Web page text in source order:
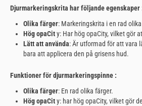
Djurmarkeringskrita har följande egenskaper
Olika färger: Markeringskrita i en rad
Hög opaCity: Har hög opaCity, vilket gör
Lätt att använda: Är utformad för att vara
bara att applicera den på grisens hud.
Funktioner för djurmarkeringspinne :
Olika färger: En rad olika färger.
Hög opaCity: har hög opaCity, vilket gör